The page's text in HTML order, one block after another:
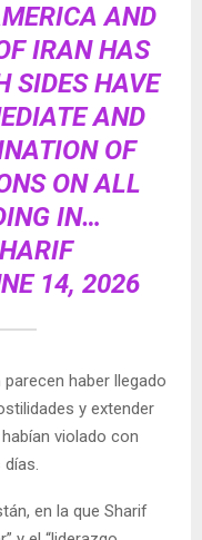
AND
IRAN HAS
SIDES HAVE
AND
OF
ON ALL
IN…
14, 2026
haber llegado
y extender
violado con
en la que Sharif